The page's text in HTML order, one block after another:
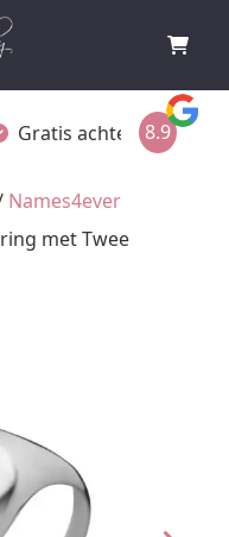
Gratis achteraf betalen
8.9
Names4ever
met Twee